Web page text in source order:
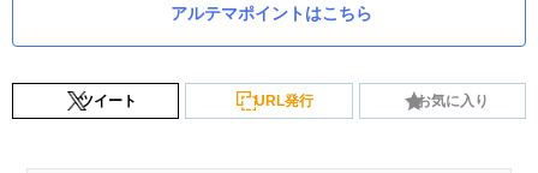
アルテマポイントはこちら
ツイート URL発行 お気に入り